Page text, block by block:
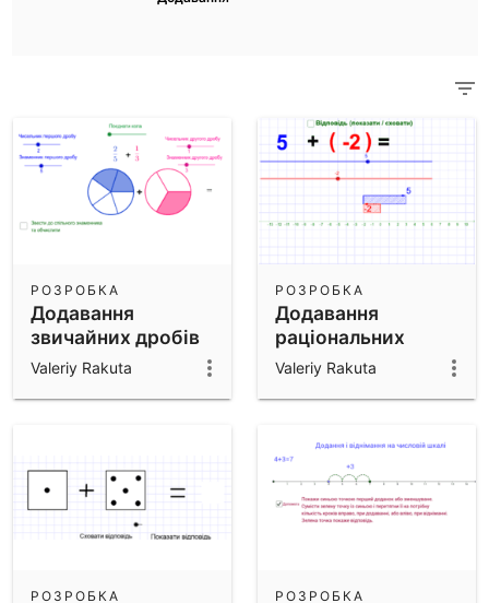
Науковий Калькулятор
Завантаження Додатків
Почніть роботу з GeoGebra Додатками
Додавання
звичайних дробів
РОЗРОБКА
Valeriy Rakuta
Додавання
раціональних
чисел
РОЗРОБКА
Valeriy Rakuta
РОЗРОБКА РОЗРОБКА